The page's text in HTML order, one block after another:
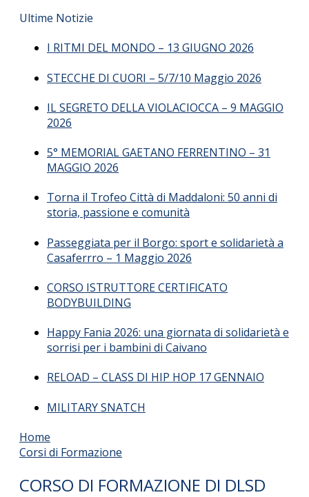
Ultime Notizie
I RITMI DEL MONDO – 13 GIUGNO 2026
STECCHE DI CUORI – 5/7/10 Maggio 2026
IL SEGRETO DELLA VIOLACIOCCA – 9 MAGGIO
2026
5° MEMORIAL GAETANO FERRENTINO – 31
MAGGIO 2026
Torna il Trofeo Città di Maddaloni: 50 anni di
storia, passione e comunità
Passeggiata per il Borgo: sport e solidarietà a
Casaferrro – 1 Maggio 2026
CORSO ISTRUTTORE CERTIFICATO
BODYBUILDING
Happy Fania 2026: una giornata di solidarietà e
sorrisi per i bambini di Caivano
RELOAD – CLASS DI HIP HOP 17 GENNAIO
MILITARY SNATCH
Home
Corsi di Formazione
CORSO DI FORMAZIONE DI DLSD